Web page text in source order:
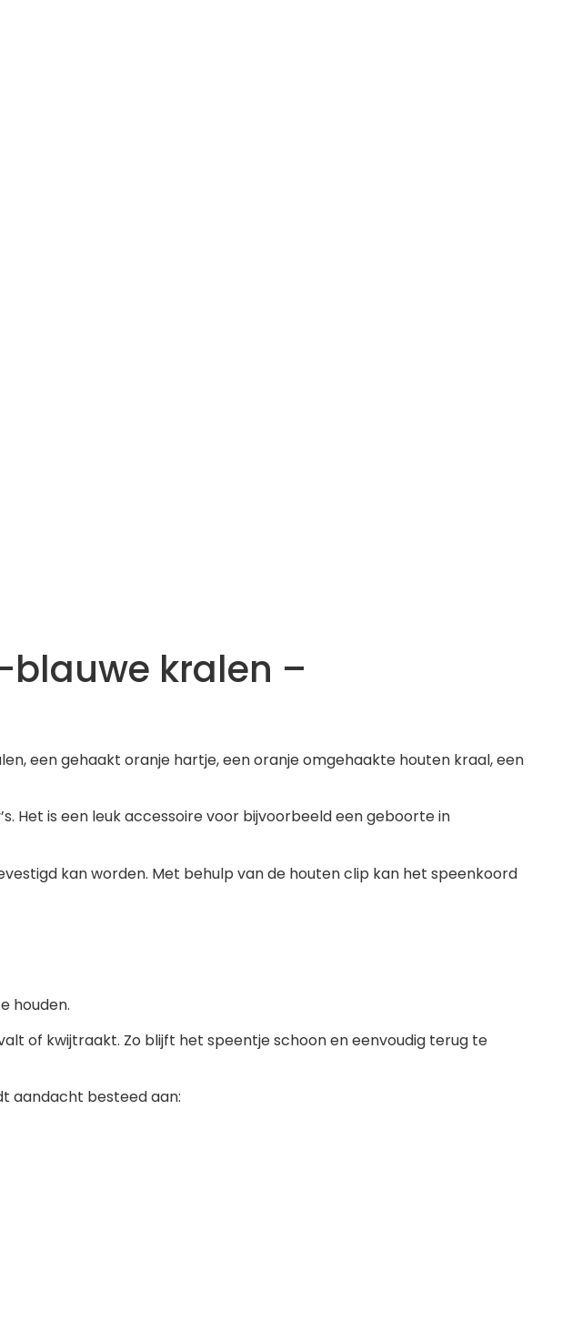
kralen –
een gehaakt oranje hartje, een oranje omgehaakte houten kraal, een
Het is een leuk accessoire voor bijvoorbeeld een geboorte in
kan worden. Met behulp van de houten clip kan het speenkoord
houden.
of kwijtraakt. Zo blijft het speentje schoon en eenvoudig terug te
aandacht besteed aan: